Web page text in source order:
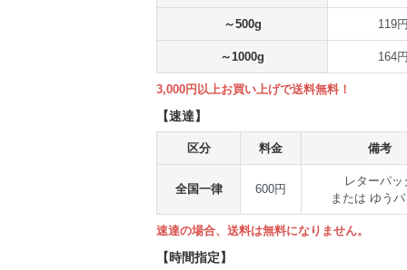
～500g 119
～1000g 164
3,000円以上お買い上げで送料無料！
【速達】
区分 料金 備考
全国一律 600円
レターパッ
または ゆう
速達の場合、送料は無料になりません。
【時間指定】